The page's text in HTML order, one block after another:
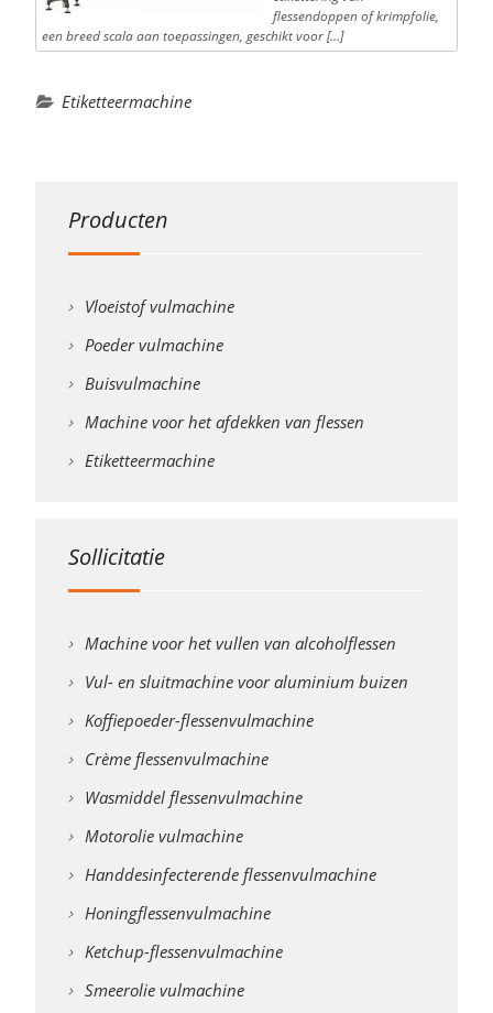
flessendoppen of krimpfolie,
een breed scala aan toepassingen, geschikt voor […]
Etiketteermachine
Producten
Vloeistof vulmachine
Poeder vulmachine
Buisvulmachine
Machine voor het afdekken van flessen
Etiketteermachine
Sollicitatie
Machine voor het vullen van alcoholflessen
Vul- en sluitmachine voor aluminium buizen
Koffiepoeder-flessenvulmachine
Crème flessenvulmachine
Wasmiddel flessenvulmachine
Motorolie vulmachine
Handdesinfecterende flessenvulmachine
Honingflessenvulmachine
Ketchup-flessenvulmachine
Smeerolie vulmachine